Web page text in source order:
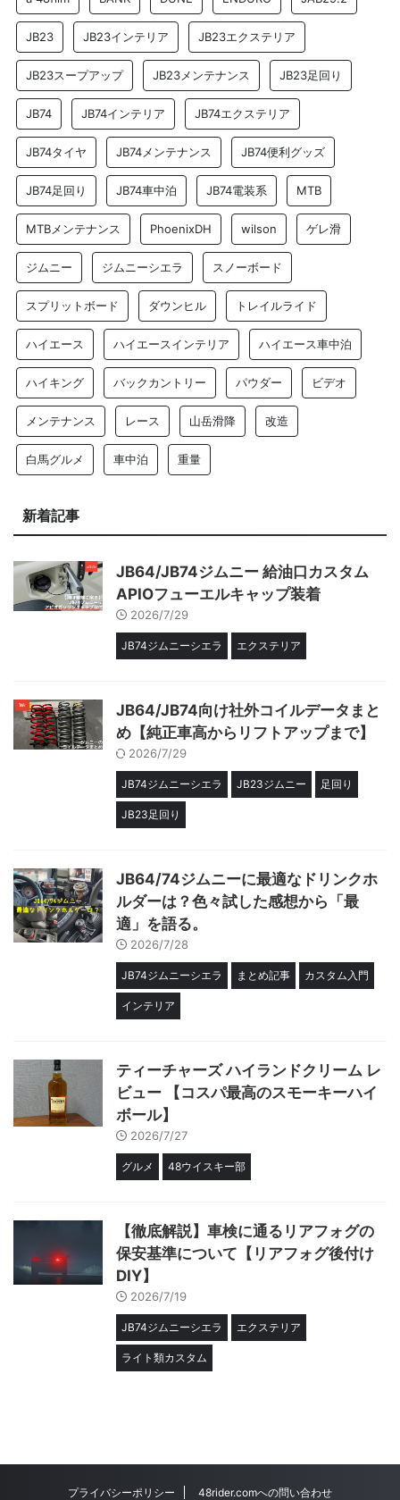
JB23 JB23インテリア JB23エクステリア
JB23スープアップ JB23メンテナンス JB23足回り
JB74 JB74インテリア JB74エクステリア
JB74タイヤ JB74メンテナンス JB74便利グッズ
JB74足回り JB74車中泊 JB74電装系 MTB
MTBメンテナンス PhoenixDH wilson ゲレ滑
ジムニー ジムニーシエラ スノーボード
スプリットボード ダウンヒル トレイルライド
ハイエース ハイエースインテリア ハイエース車中泊
ハイキング バックカントリー パウダー ビデオ
メンテナンス レース 山岳滑降 改造
白馬グルメ 車中泊 重量
新着記事
JB64/JB74ジムニー 給油口カスタム
APIOフューエルキャップ装着
2026/7/29
JB74ジムニーシエラ エクステリア
JB64/JB74向け社外コイルデータまと
め【純正車高からリフトアップまで】
2026/7/29
JB74ジムニーシエラ JB23ジムニー 足回り
JB23足回り
JB64/74ジムニーに最適なドリンクホ
ルダーは？色々試した感想から「最
適」を語る。
2026/7/28
JB74ジムニーシエラ まとめ記事 カスタム入門
インテリア
ティーチャーズ ハイランドクリーム レ
ビュー 【コスパ最高のスモーキーハイ
ボール】
2026/7/27
グルメ 48ウイスキー部
【徹底解説】車検に通るリアフォグの
保安基準について【リアフォグ後付け
DIY】
2026/7/19
JB74ジムニーシエラ エクステリア
ライト類カスタム
プライバシーポリシー 48rider.comへの問い合わせ